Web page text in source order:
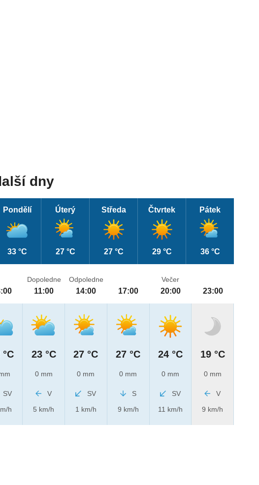
dny
Pondělí
33 °C
Úterý
27 °C
Středa
27 °C
Čtvrtek
29 °C
Pátek
36 °C
°C
SV
h
Dopoledne
11:00
23 °C
0 mm
V
5 km/h
Odpoledne
14:00
27 °C
0 mm
SV
1 km/h
17:00
27 °C
0 mm
S
9 km/h
Večer
20:00
24 °C
0 mm
SV
11 km/h
23:00
19 °C
0 mm
V
9 km/h